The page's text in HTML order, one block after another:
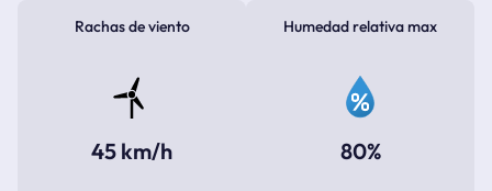
Rachas de viento
45 km/h
Humedad relativa max
80%